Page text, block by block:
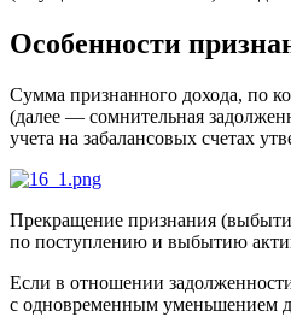
Особенности
Сумма признанного дохода, по
(далее — сомнительная
учета на забалансовых счетах
Прекращение признания
по поступлению и выбытию
Если в отношении
с одновременным уменьшением